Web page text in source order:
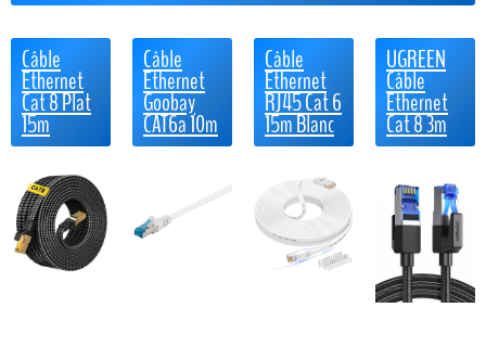
Câble
Ethernet
Cat 8 Plat
15m
Câble
Ethernet
Goobay
CAT6a 10m
Câble
Ethernet
RJ45 Cat 6
15m Blanc
UGREEN
Câble
Ethernet
Cat 8 3m